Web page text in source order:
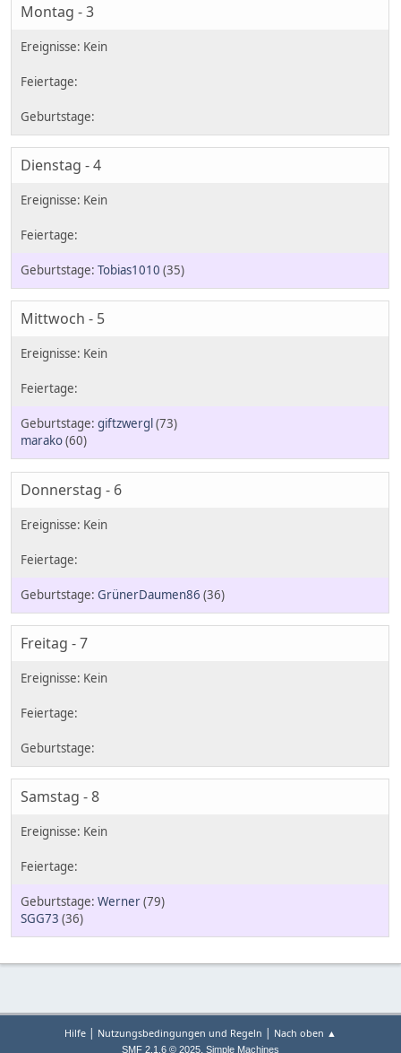
Montag - 3
Dienstag - 4
Tobias1010 (35)
Mittwoch - 5
giftzwergl (73)
marako(60)
Donnerstag - 6
GrünerDaumen86 (36)
Freitag - 7
Samstag - 8
Werner(79)
SGG73 (36)
Hilfe | Nutzungsbedingungen und Regeln | Nach oben ▲
SMF 2.1.6 © 2025, Simple Machines